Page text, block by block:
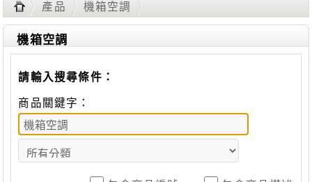
產品
機箱空調
機箱空調
請輸入搜尋條件：
商品關鍵字：